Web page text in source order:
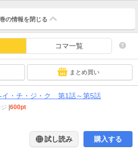
の情報を 閉じる
コマ一覧
まとめ買い
イ・チ・ジ・ク 第1話～第5話
600pt
試し読み 購入する